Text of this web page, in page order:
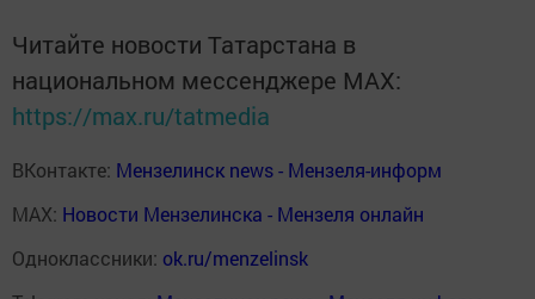
Читайте новости Татарстана в
национальном мессенджере MАХ:
https://max.ru/tatmedia
ВКонтакте: Мензелинск news - Мензеля-информ
MAX: Новости Мензелинска - Мензеля онлайн
Одноклассники: ok.ru/menzelinsk